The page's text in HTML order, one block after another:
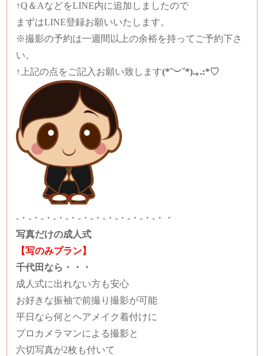
↑Q＆AなどをLINE内に追加しましたので
まずはLINE登録お願いいたします。
※撮影の予約は一週間以上の余裕を持ってご予約下さ
い。
↑上記の点をご記入お願い致します(*˘︶˘*).｡.:*♡
-・-・-・-・-・-・-・-・-・-・-・-・・
写真だけの成人式
【写のみプラン】
千代田なら・・・
成人式に出れない方も安心
お好きな振袖で前撮り撮影が可能
平日なら何とヘアメイク着付けに
プロカメラマンによる撮影と
六切写真が2枚も付いて